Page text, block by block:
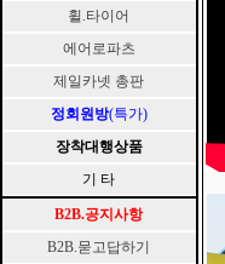
휠.타이어
에어로파츠
제일카넷 총판
정회원방(특가)
장착대행상품
기 타
B2B.공지사항
B2B.묻고답하기